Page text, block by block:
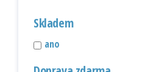
Skladem
ano